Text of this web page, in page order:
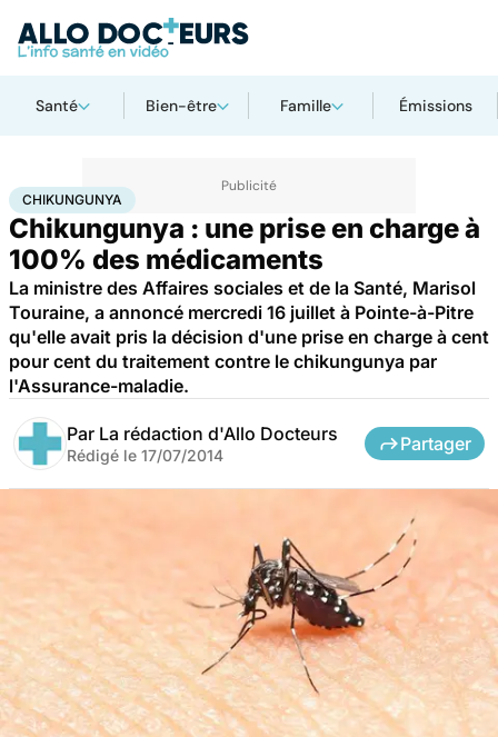
Santé Bien-être Famille Émissions
AccueilSantéChikungunya
CHIKUNGUNYA
Chikungunya : une prise en charge à
100% des médicaments
La ministre des Affaires sociales et de la Santé, Marisol
Touraine, a annoncé mercredi 16 juillet à Pointe-à-Pitre
qu'elle avait pris la décision d'une prise en charge à cent
pour cent du traitement contre le chikungunya par
l'Assurance-maladie.
Par La rédaction d'Allo Docteurs
Rédigé le 17/07/2014
Partager